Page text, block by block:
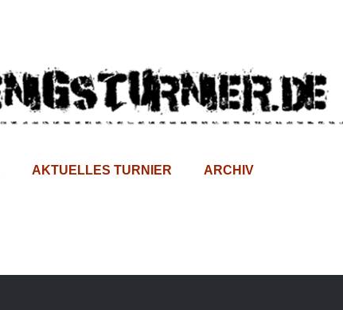
AKTUELLES TURNIER ARCHIV